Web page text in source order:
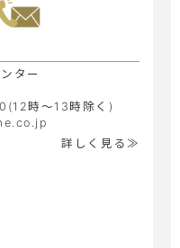
ター
時～13時除く)
詳しく見る≫